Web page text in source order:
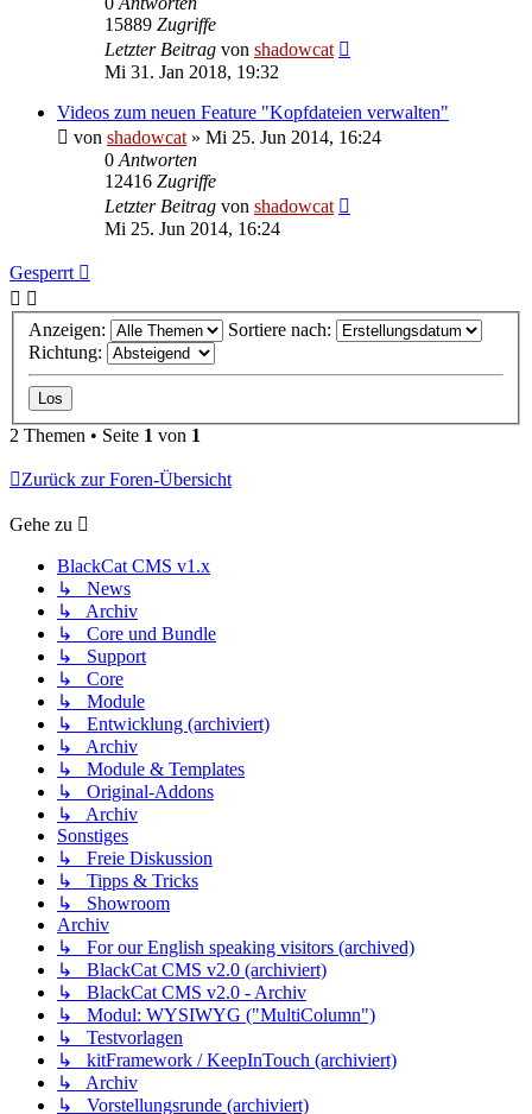
15889 Zugriffe
Letzter Beitrag von shadowcat
Mi 31. Jan 2018, 19:32
Videos zum neuen Feature "Kopfdateien verwalten"
von shadowcat » Mi 25. Jun 2014, 16:24
0 Antworten
12416 Zugriffe
Letzter Beitrag von shadowcat
Mi 25. Jun 2014, 16:24
Gesperrt
Anzeigen:
Sortiere nach:
Richtung:
2 Themen • Seite 1 von 1
Zurück zur Foren-Übersicht
Gehe zu
BlackCat CMS v1.x
↳ News
↳ Archiv
↳ Core und Bundle
↳ Support
↳ Core
↳ Module
↳ Entwicklung (archiviert)
↳ Archiv
↳ Module & Templates
↳ Original-Addons
↳ Archiv
Sonstiges
↳ Freie Diskussion
↳ Tipps & Tricks
↳ Showroom
Archiv
↳ For our English speaking visitors (archived)
↳ BlackCat CMS v2.0 (archiviert)
↳ BlackCat CMS v2.0 - Archiv
↳ Modul: WYSIWYG ("MultiColumn")
↳ Testvorlagen
↳ kitFramework / KeepInTouch (archiviert)
↳ Archiv
↳ Vorstellungsrunde (archiviert)